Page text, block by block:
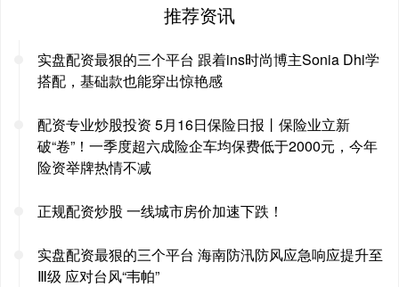
推荐资讯
实盘配资最狠的三个平台 跟着ins时尚博主Sonia Dhi学
搭配，基础款也能穿出惊艳感
配资专业炒股投资 5月16日保险日报丨保险业立新
破“卷”！一季度超六成险企车均保费低于2000元，今年
险资举牌热情不减
正规配资炒股 一线城市房价加速下跌！
实盘配资最狠的三个平台 海南防汛防风应急响应提升至
Ⅲ级 应对台风“韦帕”